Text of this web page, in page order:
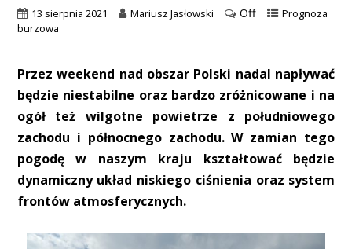
13 sierpnia 2021 Mariusz Jasłowski Off
Prognoza
burzowa
Przez weekend nad obszar Polski nadal napływać
będzie niestabilne oraz bardzo zróżnicowane i na
ogół też wilgotne powietrze z południowego
zachodu i północnego zachodu. W zamian tego
pogodę w naszym kraju kształtować będzie
dynamiczny układ niskiego ciśnienia oraz system
frontów atmosferycznych.